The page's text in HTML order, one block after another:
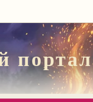
портал